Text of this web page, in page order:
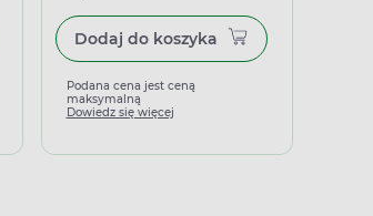
Dodaj do koszyka
Podana cena jest ceną
maksymalną
Dowiedz się więcej